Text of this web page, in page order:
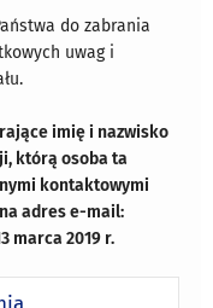
do zabrania
uwag i
imię i nazwisko
którą osoba ta
kontaktowymi
adres e-mail:
marca 2019 r.